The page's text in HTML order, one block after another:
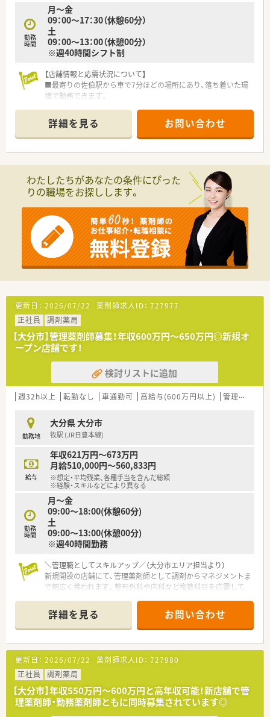
＜学べる職場＞
■地域社会への貢献と共に、外部勉強会や外部講師を招いた勉強
会、Eラーニング等、薬剤師の教育にも注力
■新人教育研修、外部講師の勉強会、学会、各種研修会への参加
なども積極的に実施中
り、地域の“相談所”としてFACE TO FACEの応対がかなう個別ブ
ース式のカウンターを導入したりと、環境整備にも力を入れてい
ます。
勤務
時間
月～金
09：00～17：30（休憩60分）
土
09：00～13：00（休憩00分）
※週40時間シフト制
【店舗情報と応需状況について】
■最寄りの佐伯駅から車で7分ほどの場所にあり、落ち着いた環
境で勤務できます。
箋を応需しています。
■薬剤師は常勤1名とパート3名が在籍し、常に複数名体制で協
力し合っています。
■より良い薬局を共につくっていく仲間を募集しており、お人柄
を最も重視しています。
■患者様はもちろんのこと、一緒に働く仲間に対しても優しく接
■チームワークを大切にし、主体的にコミュニケーションを取れ
る方を歓迎します。
【法人特徴について】
■大分県内に約10店舗展開している企業です。
■社員の自主性を尊重し、新たなチャレンジを全力で応援する風
通しの良い社風です。
一番の自慢です。
【求人情報について】
■ご経験とスキルを正当に評価し、年収550万円から700万円を
想定しています。
■ご希望に応じて週休3日制での勤務も相談可能で、柔軟な働き
■お子様が3歳になるまで時短勤務が可能など、子育て支援制度
が大変充実しています。
詳細を見る お問い合わせ
わたしたちがあなたの条件にぴった
りの職場をお探しします。
更新日： 2026/07/22 薬剤師求人ID： 727977
正社員
調剤薬局
【大分市】管理薬剤師募集！年収600万円～650万円◎新規オ
ープン店舗です！
検討リストに追加
週32h以上 転勤なし 車通勤可 高給与(600万円以上) 管理薬剤師
勤務地
大分県 大分市
牧駅 (JR日豊本線)
給与
年収621万円～673万円
月給510,000円～560,833円
※想定・平均残業、各種手当を含んだ総額
※経験・スキルなどにより異なる
勤務
時間
月～金
09:00～18:00(休憩60分)
土
09:00～13:00(休憩00分)
※週40時間勤務
＼管理職としてスキルアップ／（大分市エリア担当より）
新規開設の店舗にて、管理薬剤師として調剤からマネジメントま
で幅広く携われます。整形外科や内科など複数科目を応需して
＊------------------------------------------＊
【店舗情報と応需状況について】
■最寄り駅の牧駅から車で8分ほどの場所にあり、内科や整形外
科など複数の科目の処方箋を応需している薬局です。
■1日あたりの処方箋枚数は60枚から70枚となっており、複数科
目を学ぶことで薬剤師として成長できます。
■開局時間は平日の18時までと土曜日の13時までとなってお
り、無理のないスケジュールで勤務が可能です。
詳細を見る お問い合わせ
更新日： 2026/07/22 薬剤師求人ID： 727980
正社員
調剤薬局
【大分市】年収550万円～600万円と高年収可能！新店舗で管
理薬剤師・勤務薬剤師ともに同時募集されています◎